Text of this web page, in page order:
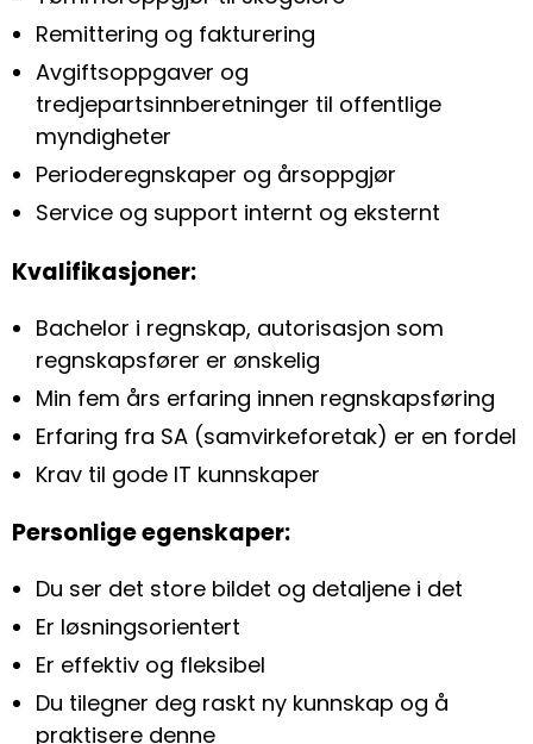
Remittering og fakturering
Avgiftsoppgaver og
tredjepartsinnberetninger til offentlige
myndigheter
Perioderegnskaper og årsoppgjør
Service og support internt og eksternt
Kvalifikasjoner:
Bachelor i regnskap, autorisasjon som
regnskapsfører er ønskelig
Min fem års erfaring innen regnskapsføring
Erfaring fra SA (samvirkeforetak) er en fordel
Krav til gode IT kunnskaper
Personlige egenskaper:
Du ser det store bildet og detaljene i det
Er løsningsorientert
Er effektiv og fleksibel
Du tilegner deg raskt ny kunnskap og å
praktisere denne